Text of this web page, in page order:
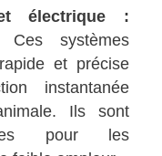
électrique :
systèmes
et précise
instantanée
Ils sont
pour les